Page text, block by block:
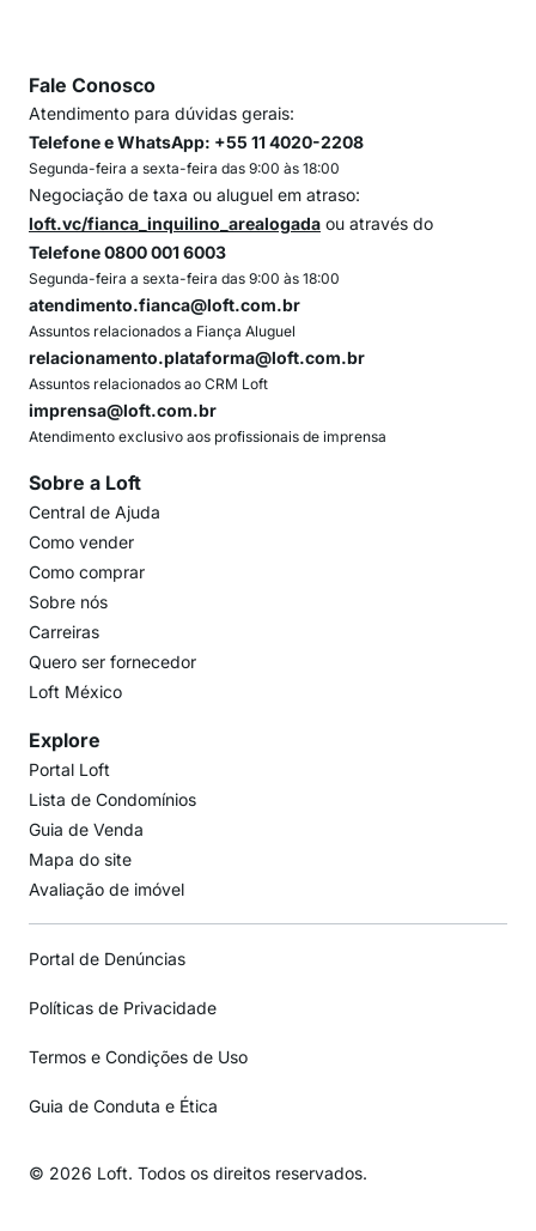
Fale Conosco
Atendimento para dúvidas gerais:
Telefone e WhatsApp: +55 11 4020-2208
Segunda-feira a sexta-feira das 9:00 às 18:00
Negociação de taxa ou aluguel em atraso:
loft.vc/fianca_inquilino_arealogada ou através do
Telefone 0800 001 6003
Segunda-feira a sexta-feira das 9:00 às 18:00
atendimento.fianca@loft.com.br
Assuntos relacionados a Fiança Aluguel
relacionamento.plataforma@loft.com.br
Assuntos relacionados ao CRM Loft
imprensa@loft.com.br
Atendimento exclusivo aos profissionais de imprensa
Sobre a Loft
Central de Ajuda
Como vender
Como comprar
Sobre nós
Carreiras
Quero ser fornecedor
Loft México
Explore
Portal Loft
Lista de Condomínios
Guia de Venda
Mapa do site
Avaliação de imóvel
Portal de Denúncias
Políticas de Privacidade
Termos e Condições de Uso
Guia de Conduta e Ética
© 2026 Loft. Todos os direitos reservados.